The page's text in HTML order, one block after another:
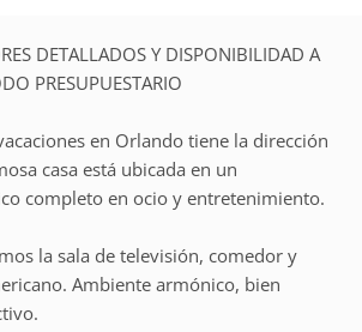
DETALLADOS Y DISPONIBILIDAD A
PRESUPUESTARIO
en Orlando tiene la dirección
casa está ubicada en un
completo en ocio y entretenimiento.
la sala de televisión, comedor y
Ambiente armónico, bien